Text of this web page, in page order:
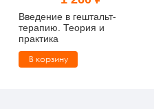
Тревожные расстройства,
Психодрама
Сказкотерапия
Другие направления
Психология труда и
Психофизиология
Социальная и
Учебная литература
Классический и
Введение в гештальт-
терапию. Теория и
практика
В корзину